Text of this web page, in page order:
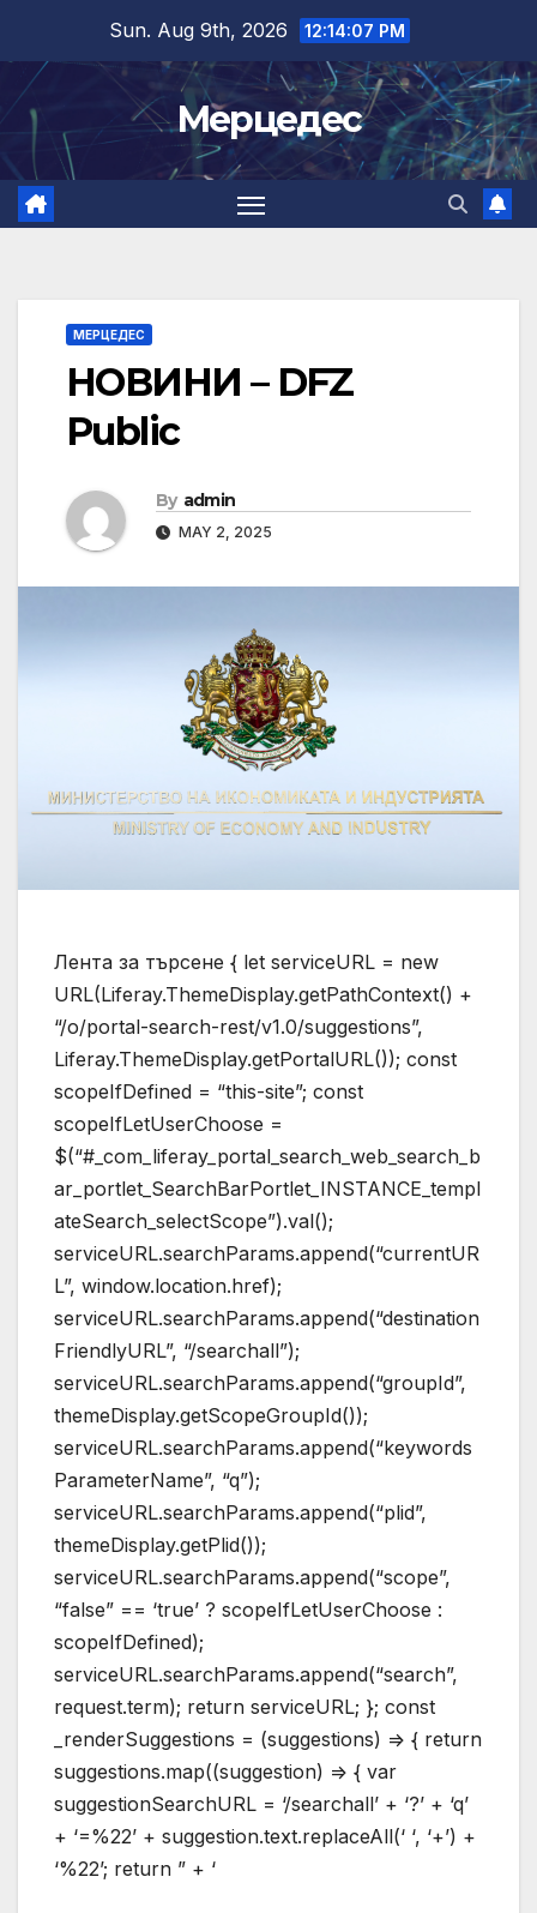
content
Sun. Aug 9th, 2026 12:14:07 PM
Мерцедес
МЕРЦЕДЕС
НОВИНИ – DFZ
Public
By admin
MAY 2, 2025
Лента за търсене { let serviceURL = new
URL(Liferay.ThemeDisplay.getPathContext() +
“/o/portal-search-rest/v1.0/suggestions”,
Liferay.ThemeDisplay.getPortalURL()); const
scopeIfDefined = “this-site”; const
scopeIfLetUserChoose =
$(“#_com_liferay_portal_search_web_search_b
ar_portlet_SearchBarPortlet_INSTANCE_templ
ateSearch_selectScope”).val();
serviceURL.searchParams.append(“currentUR
L”, window.location.href);
serviceURL.searchParams.append(“destination
FriendlyURL”, “/searchall”);
serviceURL.searchParams.append(“groupId”,
themeDisplay.getScopeGroupId());
serviceURL.searchParams.append(“keywords
ParameterName”, “q”);
serviceURL.searchParams.append(“plid”,
themeDisplay.getPlid());
serviceURL.searchParams.append(“scope”,
“false” == ‘true’ ? scopeIfLetUserChoose :
scopeIfDefined);
serviceURL.searchParams.append(“search”,
request.term); return serviceURL; }; const
_renderSuggestions = (suggestions) => { return
suggestions.map((suggestion) => { var
suggestionSearchURL = ‘/searchall’ + ‘?’ + ‘q’
+ ‘=%22’ + suggestion.text.replaceAll(‘ ‘, ‘+’) +
‘%22’; return ” + ‘